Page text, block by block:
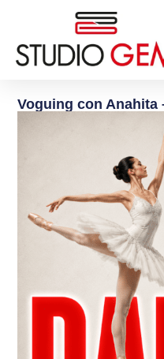
Voguing con Anahita